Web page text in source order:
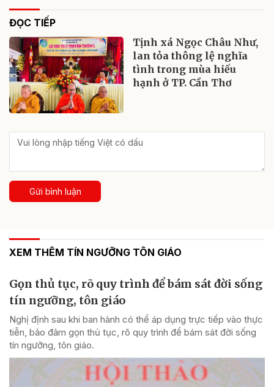
ĐỌC TIẾP
Tịnh xá Ngọc Châu Như,
lan tỏa thông lệ nghĩa
tình trong mùa hiếu
hạnh ở TP. Cần Thơ
Gửi bình luận
XEM THÊM TÍN NGƯỠNG TÔN GIÁO
Gọn thủ tục, rõ quy trình để bám sát đời sống
tín ngưỡng, tôn giáo
Nghị định sau khi ban hành có thể áp dụng trực tiếp vào thực
tiễn, bảo đảm gọn thủ tục, rõ quy trình để bám sát đời sống
tín ngưỡng, tôn giáo.